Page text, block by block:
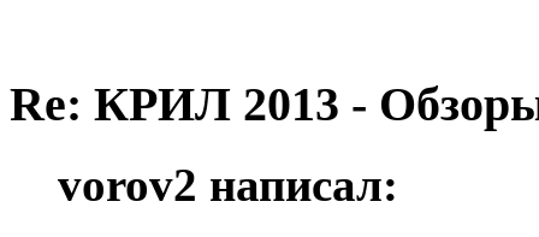
Re: КРИЛ 2013 -
vorov2 написал: